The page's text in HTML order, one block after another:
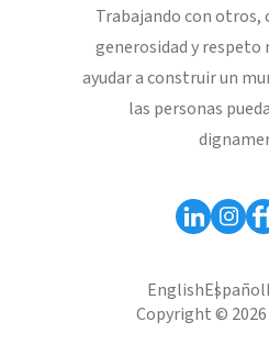
Trabajando con otros,
generosidad y respeto
ayudar a construir un
las personas
EnglishEspañol
Copyright ©